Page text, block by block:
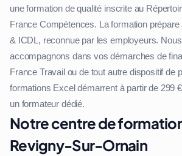
une formation de qualité inscrite au
France Compétences. La formation
& ICDL, reconnue par les employeurs.
accompagnons dans vos démarches de
France Travail ou de tout autre dispositif de
formations Excel démarrent à partir de 299
un formateur dédié.
Notre centre de
Revigny-Sur-Ornain